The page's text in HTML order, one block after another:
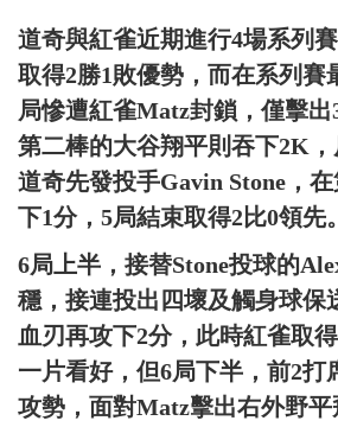
道奇與紅雀近期進行4場系列
取得2勝1敗優勢，而在系列賽
局慘遭紅雀Matz封鎖，僅擊
第二棒的大谷翔平則吞下2K
道奇先發投手Gavin Stone，
下1分，5局結束取得2比0領先。
6局上半，接替Stone投球的
穩，接連投出四壞及觸身球保
血刃再攻下2分，此時紅雀取
一片看好，但6局下半，前2打
攻勢，面對Matz擊出右外野